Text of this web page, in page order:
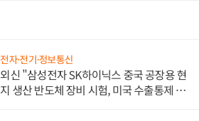
전자·전기·정보통신
외신 "삼성전자 SK하이닉스 중국 공장용 현
지 생산 반도체 장비 시험, 미국 수출통제 대